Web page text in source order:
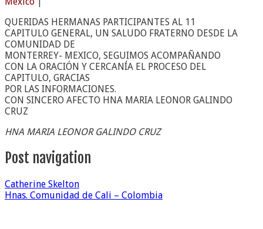
QUERIDAS HERMANAS PARTICIPANTES AL 11
CAPITULO GENERAL, UN SALUDO FRATERNO DESDE LA
COMUNIDAD DE
MONTERREY- MEXICO, SEGUIMOS ACOMPAÑANDO
CON LA ORACIÓN Y CERCANÍA EL PROCESO DEL
CAPITULO, GRACIAS
POR LAS INFORMACIONES.
CON SINCERO AFECTO HNA MARIA LEONOR GALINDO
CRUZ
HNA MARIA LEONOR GALINDO CRUZ
Post navigation
Catherine Skelton
Hnas. Comunidad de Cali – Colombia